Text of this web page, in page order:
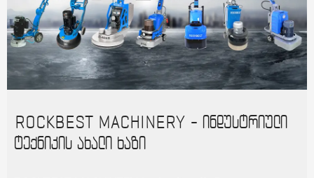
ROCKBEST MACHINERY - ინდუსტრიული
ტექნიკის ახალი ხაზი